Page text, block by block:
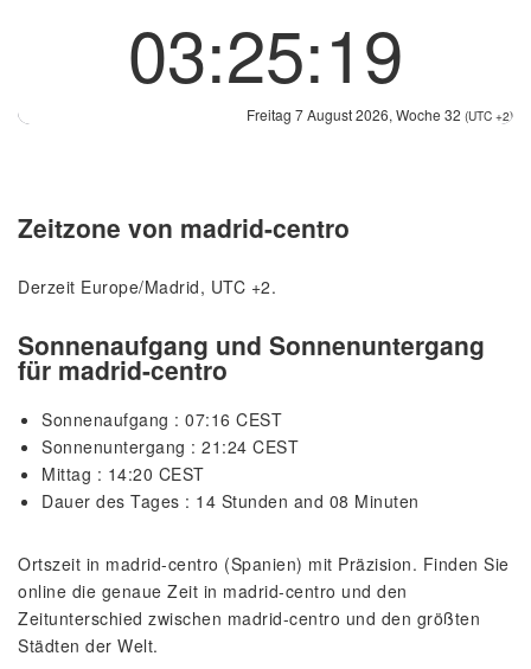
03:25:19
Freitag 7 August 2026, Woche 32 (UTC +2)
Zeitzone von madrid-centro
Derzeit Europe/Madrid, UTC +2.
Sonnenaufgang und Sonnenuntergang
für madrid-centro
Sonnenaufgang : 07:16 CEST
Sonnenuntergang : 21:24 CEST
Mittag : 14:20 CEST
Dauer des Tages : 14 Stunden and 08 Minuten
Ortszeit in madrid-centro (Spanien) mit Präzision. Finden Sie
online die genaue Zeit in madrid-centro und den
Zeitunterschied zwischen madrid-centro und den größten
Städten der Welt.